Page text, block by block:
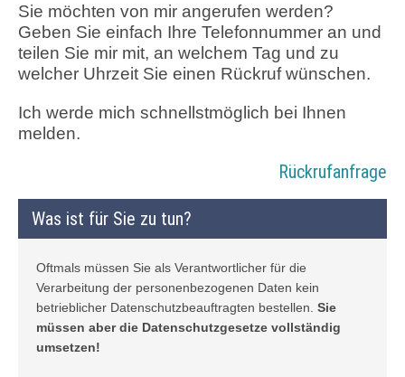
Sie möchten von mir angerufen werden?
Geben Sie einfach Ihre Telefonnummer an und
teilen Sie mir mit, an welchem Tag und zu
welcher Uhrzeit Sie einen Rückruf wünschen.
Ich werde mich schnellstmöglich bei Ihnen
melden.
Rückrufanfrage
Was ist für Sie zu tun?
Oftmals müssen Sie als Verantwortlicher für die
Verarbeitung der personenbezogenen Daten kein
betrieblicher Datenschutzbeauftragten bestellen. Sie
müssen aber die Datenschutzgesetze vollständig
umsetzen!